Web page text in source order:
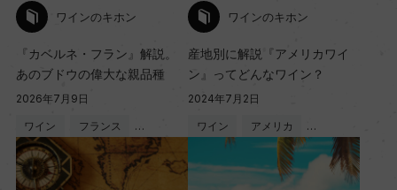
ワインのキホン
『カベルネ・フラン』解説。
あのブドウの偉大な親品種
2026年7月9日
ワイン フランス …
ワインのキホン
産地別に解説『アメリカワイ
ン』ってどんなワイン？
2024年7月2日
ワイン アメリカ …